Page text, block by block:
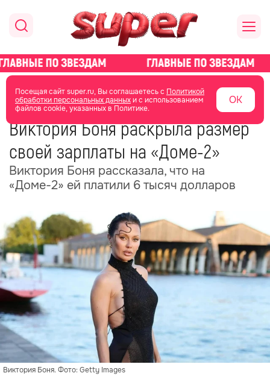
Посещая сайт super.ru, Вы соглашаетесь с Политикой
обработки персональных данныхи с использованием
файлов cookie, указанных в Политике.
ОК
главная новости о звездах новости
22 июня 07:57
Виктория Боня раскрыла размер
своей зарплаты на «Доме-2»
Виктория Боня рассказала, что на
«Доме-2» ей платили 6 тысяч долларов
Виктория Боня. Фото: Getty Images